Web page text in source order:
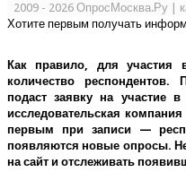
2009 - 2026 ОпросМосква.Ру
Хотите первым получать
Как правило, для участия
количество
подаст заявку на участие
исследовательская
первым при записи —
появляются новые опросы.
на сайт и отслеживать